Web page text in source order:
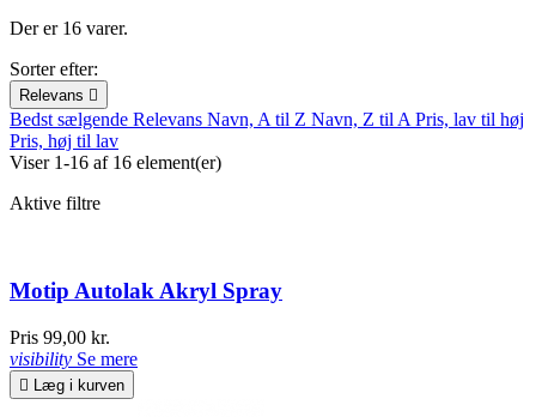
Der er 16 varer.
Sorter efter:
Relevans 
Bedst sælgende Relevans Navn, A til Z Navn, Z til A Pris, lav til høj
Pris, høj til lav
Viser 1-16 af 16 element(er)
Aktive filtre
Motip Autolak Akryl Spray
Pris 99,00 kr.
visibility Se mere
 Læg i kurven